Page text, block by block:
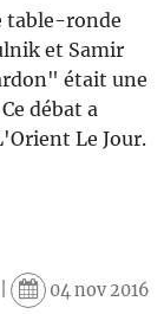
table-ronde
et Samir
était une
débat a
Le Jour.
04 nov 2016